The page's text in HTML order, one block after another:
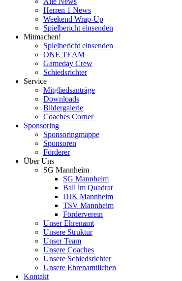
Herren 1 News
Weekend Wrap-Up
Spielbericht einsenden
Mitmachen!
Spielbericht einsenden
ONE TEAM
Gameday Crew
Schiedsrichter
Service
Mitgliedsanträge
Downloads
Bildergalerie
Coaches Corner
Sponsoring
Sponsoringmappe
Sponsoren
Förderer
Über Uns
SG Mannheim
SG Mannheim
Ball im Quadrat
DJK Mannheim
TSV Mannheim
Förderverein
Unser Ehrenamt
Unsere Struktur
Unser Team
Unsere Coaches
Unsere Schiedsrichter
Unsere Ehrenamtlichen
Kontakt